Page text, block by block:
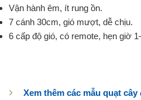
Vận hành êm, ít rung ồn.
7 cánh 30cm, gió mượt, dễ chịu.
6 cấp độ gió, có remote, hẹn giờ
Xem thêm các mẫu quạt